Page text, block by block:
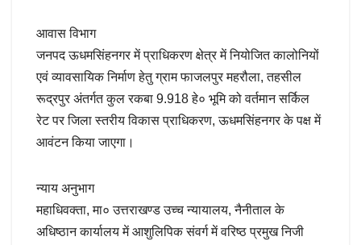
आवास विभाग
जनपद ऊधमसिंहनगर में प्राधिकरण क्षेत्र में नियोजित कालोनियों
एवं व्यावसायिक निर्माण हेतु ग्राम फाजलपुर महरौला, तहसील
रूद्रपुर अंतर्गत कुल रकबा 9.918 हे० भूमि को वर्तमान सर्किल
रेट पर जिला स्तरीय विकास प्राधिकरण, ऊधमसिंहनगर के पक्ष में
आवंटन किया जाएगा।
न्याय अनुभाग
महाधिवक्ता, मा० उत्तराखण्ड उच्च न्यायालय, नैनीताल के
अधिष्ठान कार्यालय में आशुलिपिक संवर्ग में वरिष्ठ प्रमुख निजी